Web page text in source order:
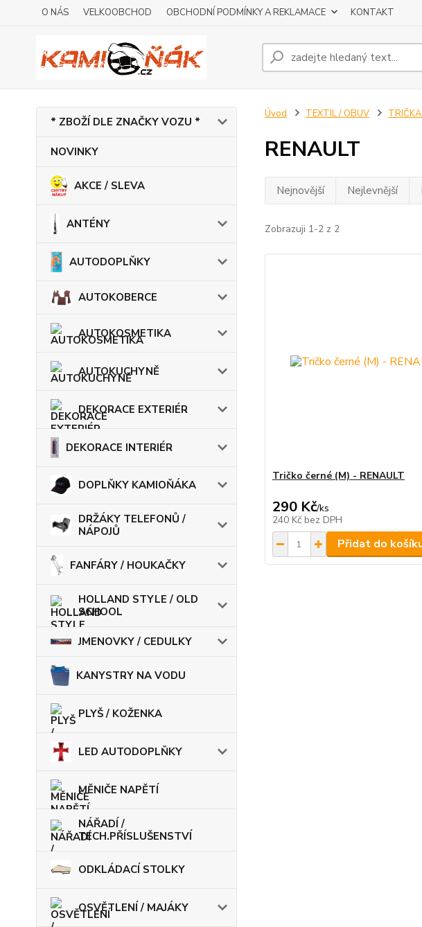
O NÁS VELKOOBCHOD OBCHODNÍ PODMÍNKY A REKLAMACE KONTAKT
* ZBOŽÍ DLE ZNAČKY VOZU *
NOVINKY
AKCE / SLEVA
ANTÉNY
AUTODOPLŇKY
AUTOKOBERCE
AUTOKOSMETIKA
AUTOKUCHYNĚ
DEKORACE EXTERIÉR
DEKORACE INTERIÉR
DOPLŇKY KAMIOŇÁKA
DRŽÁKY TELEFONŮ /
NÁPOJŮ
FANFÁRY / HOUKAČKY
HOLLAND STYLE / OLD
SCHOOL
JMENOVKY / CEDULKY
KANYSTRY NA VODU
PLYŠ / KOŽENKA
LED AUTODOPLŇKY
MĚNIČE NAPĚTÍ
NÁŘADÍ /
TECH.PŘÍSLUŠENSTVÍ
ODKLÁDACÍ STOLKY
OSVĚTLENÍ / MAJÁKY
Úvod TEXTIL / OBUV
RENAULT
Nejnovější Nejlevnější
Zobrazuji 1-2 z 2
Tričko černé (M) - RENAULT
290 Kč/ks
240 Kč bez DPH
Přidat do